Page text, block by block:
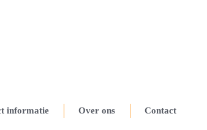
informatie Over ons Contact